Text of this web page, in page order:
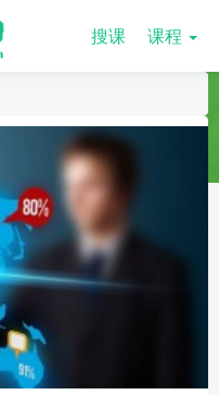
搜课 课程